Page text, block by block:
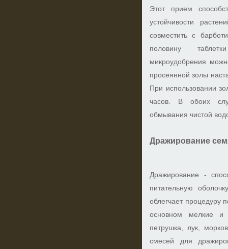
Этот прием
устойчивости
совместить с
половину
микроудобрения
просеянной золы
При использовании
часов. В обоих
обмывания чистой
Дражирование
Дражирование -
питательную
облегчает процедуру
основном мелкие и
петрушка, лук,
смесей для